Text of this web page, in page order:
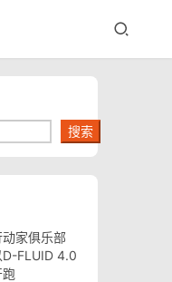
搜索
家俱乐部
D-FLUID 4.0